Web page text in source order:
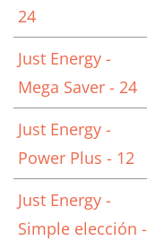
24
Just Energy -
Mega Saver - 24
Just Energy -
Power Plus - 12
Just Energy -
Simple elección -